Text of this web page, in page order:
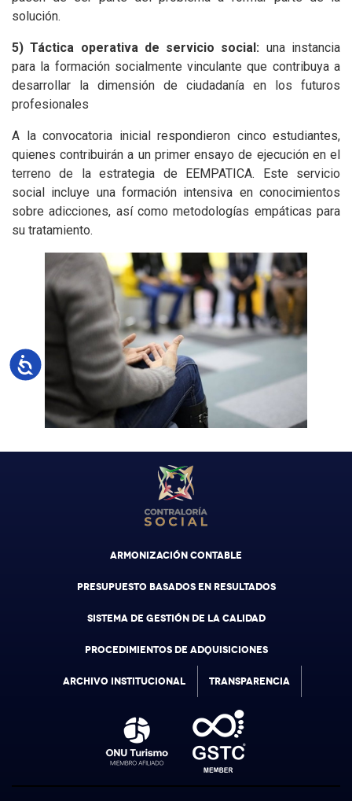
Accesibilidad
solución.
5) Táctica operativa de servicio social: una instancia
para la formación socialmente vinculante que contribuya a
desarrollar la dimensión de ciudadanía en los futuros
profesionales
A la convocatoria inicial respondieron cinco estudiantes,
quienes contribuirán a un primer ensayo de ejecución en el
terreno de la estrategia de EEMPATICA. Este servicio
social incluye una formación intensiva en conocimientos
sobre adicciones, así como metodologías empáticas para
su tratamiento.
ARMONIZACIÓN CONTABLE
PRESUPUESTO BASADOS EN RESULTADOS
SISTEMA DE GESTIÓN DE LA CALIDAD
PROCEDIMIENTOS DE ADQUISICIONES
ARCHIVO INSTITUCIONAL TRANSPARENCIA